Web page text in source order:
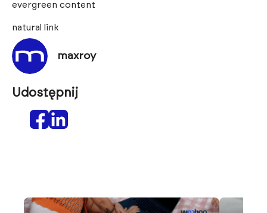
evergreen content
natural link
maxroy
Udostępnij